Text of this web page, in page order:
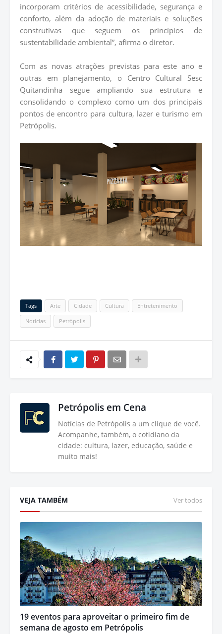
incorporam critérios de acessibilidade, segurança e
conforto, além da adoção de materiais e soluções
construtivas que seguem os princípios de
sustentabilidade ambiental”, afirma o diretor.
Com as novas atrações previstas para este ano e
outras em planejamento, o Centro Cultural Sesc
Quitandinha segue ampliando sua estrutura e
consolidando o complexo como um dos principais
pontos de encontro para cultura, lazer e turismo em
Petrópolis.
Tags Arte Cidade Cultura Entretenimento
Notícias Petrópolis
Petrópolis em Cena
Notícias de Petrópolis a um clique de você.
Acompanhe, também, o cotidiano da
cidade: cultura, lazer, educação, saúde e
muito mais!
VEJA TAMBÉM Ver todos
19 eventos para aproveitar o primeiro fim de
semana de agosto em Petrópolis